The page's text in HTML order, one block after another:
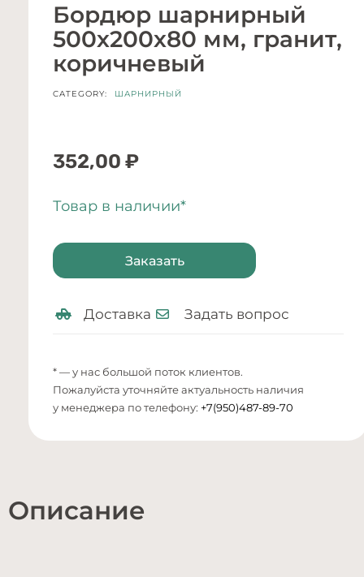
Бордюр шарнирный
500х200х80 мм, гранит,
коричневый
CATEGORY: ШАРНИРНЫЙ
352,00 ₽
Товар в наличии*
Заказать
Доставка Задать вопрос
* — у нас большой поток клиентов.
Пожалуйста уточняйте актуальность наличия
у менеджера по телефону: +7(950)487-89-70
Описание